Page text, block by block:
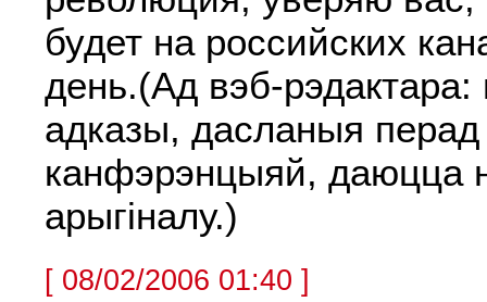
будет на российских
день.(Ад вэб-рэдактара:
адказы, дасланыя
канфэрэнцыяй, даюцца
арыгіналу.)
[ 08/02/2006 01:40 ]